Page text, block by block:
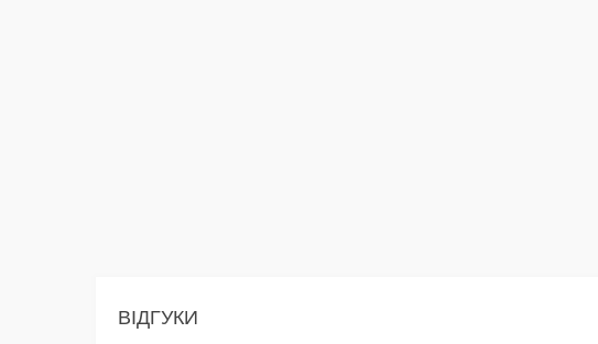
ВІДГУКИ